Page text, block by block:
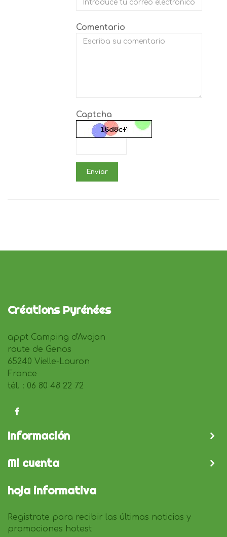
Comentario
Captcha
Enviar
Créations Pyrénées
appt Camping d'Avajan
route de Genos
65240 Vielle-Louron
France
tél. : 06 80 48 22 72
Información
Mi cuenta
hoja informativa
Registrate para recibir las últimas noticias y
promociones hotest